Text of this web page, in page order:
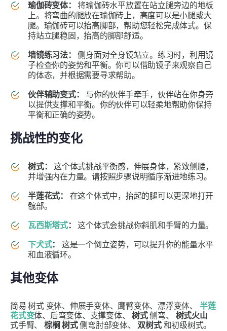
瑜伽砖变体：
将瑜伽砖水平放置在站立腿旁边的地板
上。将弯曲的腿放在瑜伽砖上，高度可以是小腿或大
腿。瑜伽砖可以抬高脚部，帮助您轻松完成体式。保
持站立腿稳固，抬高的脚部舒适。
墙镜练习法：
侧身面对全身镜站立。练习时，利用镜
子检查你的姿势和平衡。你可以借助镜子来观察自己
的体态，并根据需要寻求帮助。
伙伴辅助变式：
与你的伙伴手牵手，伙伴站在你身旁
以提供支撑和平衡。你的伙伴可以轻柔地帮助你保持
平衡和正确的姿势。
挑战性的变化
树式：
这个体式挑战平衡感，伸展身体，紧致侧腰，
并增强内在力量。请按照步骤说明循序渐进地练习。
半莲花式：
在这个体式中，抬起的腿可以更深地打开
髋部。
瓦西斯塔式：
这个体式会挑战你斜肌和手臂的力量。
下犬式：
这是一个倒立姿势，可以提升你的能量水平
和血液循环。
其他变体
简易树式变体、伸展手变体、鹰臂变体、漂浮变体、 半莲
花式变体、后弯变体、支撑变体、树式侧弯、 树式火山
式手臂、 棕榈 树式侧弯肘部变体、 双树式 和初级树式。